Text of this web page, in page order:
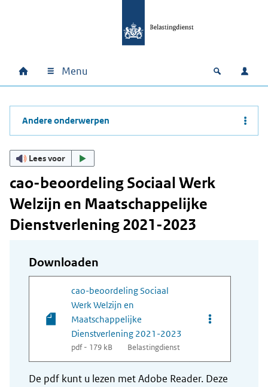
Hoofdnavigatie
Home Menu Open
Andere onderwerpen
Lees voor
cao-beoordeling Sociaal Werk
Welzijn en Maatschappelijke
Dienstverlening 2021-2023
Downloaden
cao-beoordeling Sociaal
Werk Welzijn en
Maatschappelijke
Dienstverlening 2021-2023
pdf - 179 kB Belastingdienst
Opties van
De pdf kunt u lezen met Adobe Reader. Deze